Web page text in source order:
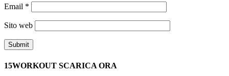
Email *
Sito web
15WORKOUT SCARICA ORA